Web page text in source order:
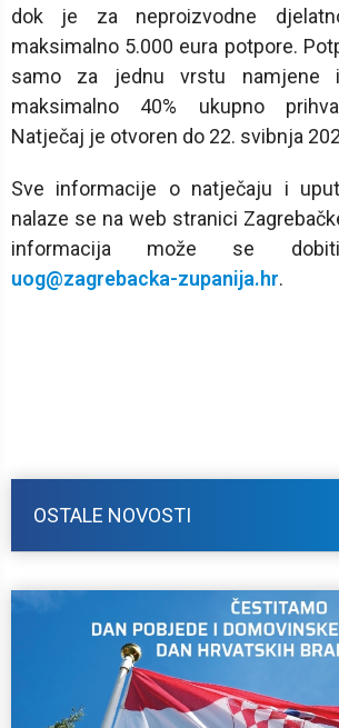
dok je za neproizvodne
maksimalno 5.000 eura potpore.
samo za jednu vrstu namjene
maksimalno 40% ukupno
Natječaj je otvoren do 22. svibnja
Sve informacije o natječaju i
nalaze se na web stranici
informacija može se
uog@zagrebacka-zupanija.hr.
OSTALE NOVOSTI